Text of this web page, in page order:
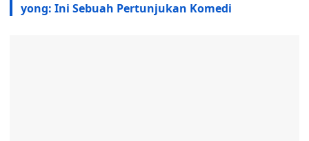
yong: Ini Sebuah Pertunjukan Komedi